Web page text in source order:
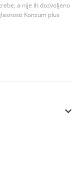
a nije ih dozvoljeno
Konzum plus